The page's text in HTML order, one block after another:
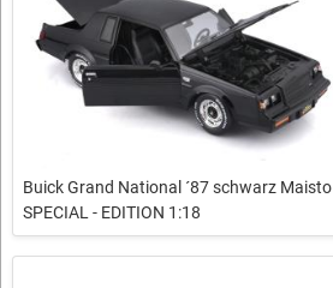
Buick Grand National ´87 schwarz Maisto
SPECIAL - EDITION 1:18